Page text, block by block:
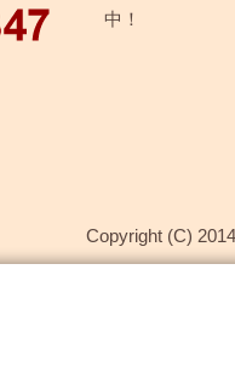
中！
Copyright (C)